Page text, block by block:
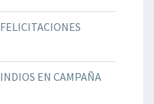
FELICITACIONES
INDIOS EN CAMPAÑA